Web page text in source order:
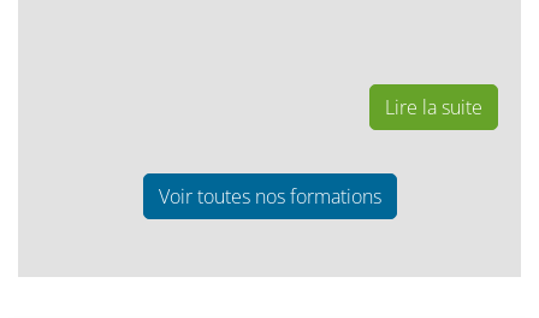
Lire la suite
Voir toutes nos formations